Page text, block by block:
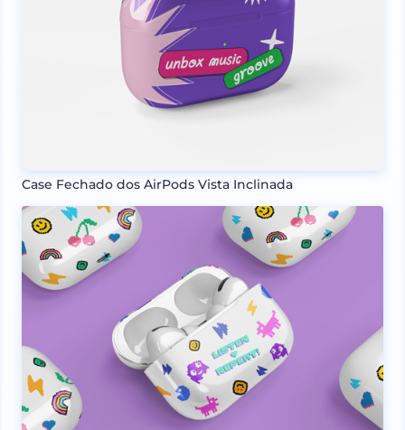
Case Fechado dos AirPods Vista Inclinada